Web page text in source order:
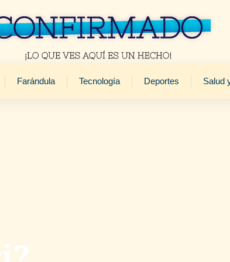
Farándula Tecnología Deportes Salud